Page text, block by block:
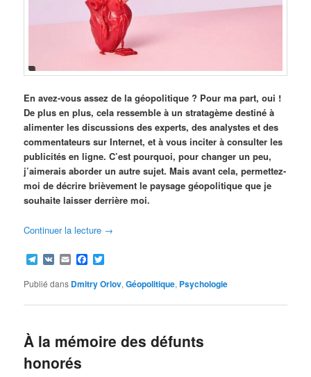
En avez-vous assez de la géopolitique ? Pour ma part, oui !
De plus en plus, cela ressemble à un stratagème destiné à
alimenter les discussions des experts, des analystes et des
commentateurs sur Internet, et à vous inciter à consulter les
publicités en ligne. C’est pourquoi, pour changer un peu,
j’aimerais aborder un autre sujet. Mais avant cela, permettez-
moi de décrire brièvement le paysage géopolitique que je
souhaite laisser derrière moi.
Continuer la lecture →
Telegram
VK EmailFacebook
Publié dans Dmitry Orlov,Géopolitique, Psychologie
À la mémoire des défunts
honorés